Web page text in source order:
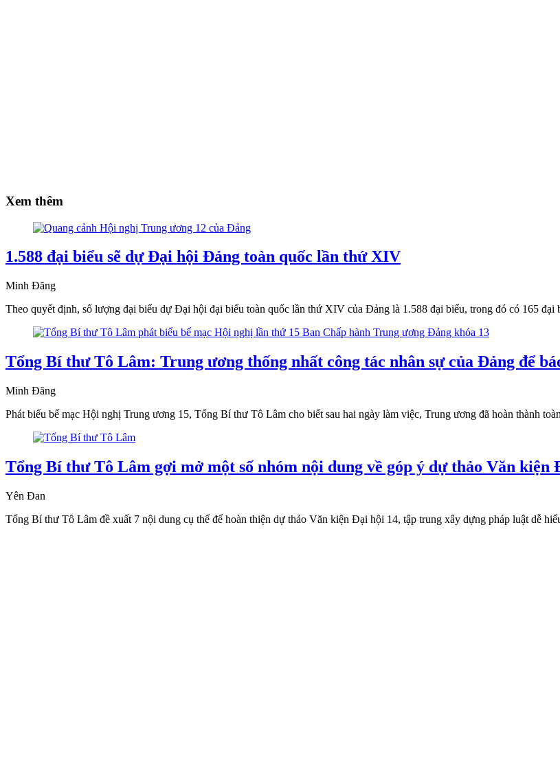
Xem thêm
1.588 đại biểu sẽ dự Đại hội Đảng toàn quốc lần thứ XIV
Minh Đăng
Theo quyết định, số lượng đại biểu dự Đại hội đại biểu toàn quốc lần thứ XIV của Đảng là 1.588 đại biểu, trong đó có 165
Tổng Bí thư Tô Lâm: Trung ương thống nhất công tác nhân sự của Đảng để
Minh Đăng
Phát biểu bế mạc Hội nghị Trung ương 15, Tổng Bí thư Tô Lâm cho biết sau hai ngày làm việc, Trung ương đã hoàn thành
Tổng Bí thư Tô Lâm gợi mở một số nhóm nội dung về góp ý dự thảo Văn kiện
Yên Đan
Tổng Bí thư Tô Lâm đề xuất 7 nội dung cụ thể để hoàn thiện dự thảo Văn kiện Đại hội 14, tập trung xây dựng pháp luật dễ